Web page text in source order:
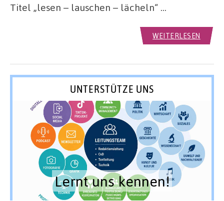
Titel „lesen – lauschen – lächeln“ …
WEITERLESEN
UNTERSTÜTZE UNS
Lernt uns kennen!